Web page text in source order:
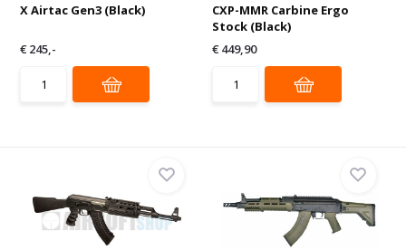
X Airtac Gen3 (Black)
€ 245,-
CXP-MMR Carbine Ergo
Stock (Black)
€ 449,90